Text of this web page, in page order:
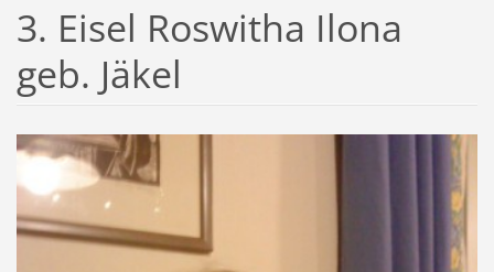
3. Eisel Roswitha Ilona
geb. Jäkel